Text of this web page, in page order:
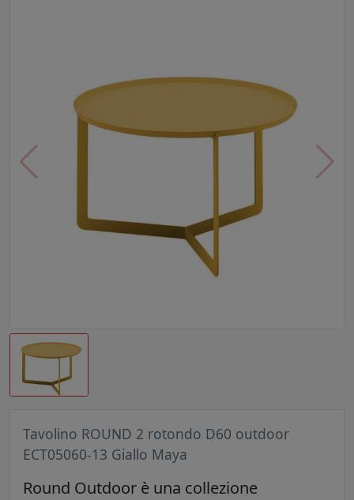
Tavolino ROUND 2 rotondo D60 outdoor
ECT05060-13 Giallo Maya
Round Outdoor è una collezione